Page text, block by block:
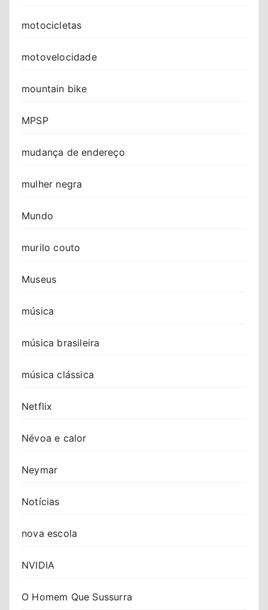
motocicletas
motovelocidade
mountain bike
MPSP
mudança de endereço
mulher negra
Mundo
murilo couto
Museus
música
música brasileira
música clássica
Netflix
Névoa e calor
Neymar
Notícias
nova escola
NVIDIA
O Homem Que Sussurra